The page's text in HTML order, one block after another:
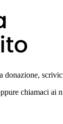
donazione,
chiamaci ai